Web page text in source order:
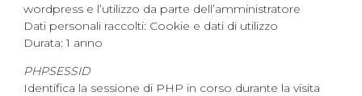
wordpress e l’utilizzo da parte dell’amministratore
Dati personali raccolti: Cookie e dati di utilizzo
Durata: 1 anno
PHPSESSID
Identifica la sessione di PHP in corso durante la visita